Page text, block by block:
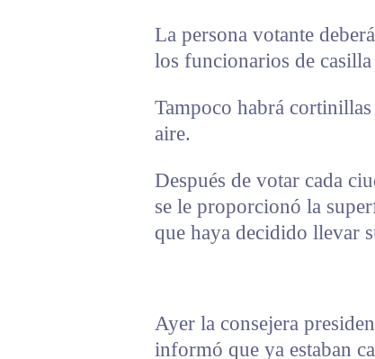
La persona votante
los funcionarios de
Tampoco habrá
aire.
Después de votar cada
se le proporcionó la
que haya decidido llevar
Ayer la consejera
informó que ya estaban